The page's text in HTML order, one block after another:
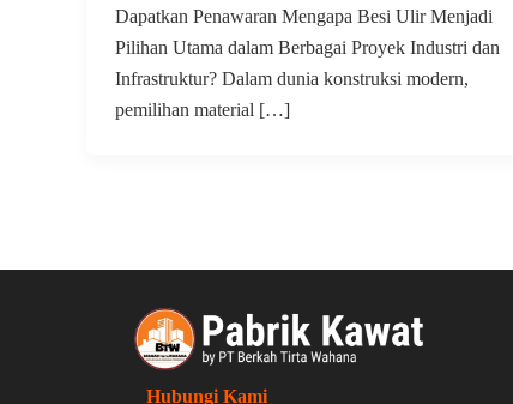
Dapatkan Penawaran Mengapa Besi Ulir Menjadi
Pilihan Utama dalam Berbagai Proyek Industri dan
Infrastruktur? Dalam dunia konstruksi modern,
pemilihan material […]
Hubungi Kami